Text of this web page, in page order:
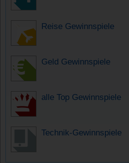
Reise Gewinnspiele
Geld Gewinnspiele
alle Top Gewinnspiele
Technik-Gewinnspiele